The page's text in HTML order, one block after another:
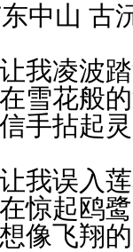
中山 古
让我凌波
在雪花般
信手拈起
让我误入
在惊起鸥
想像飞翔